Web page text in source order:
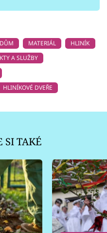
MATERIÁL
HLINÍK
A SLUŽBY
HLINÍKOVÉ DVEŘE
SI TAKÉ